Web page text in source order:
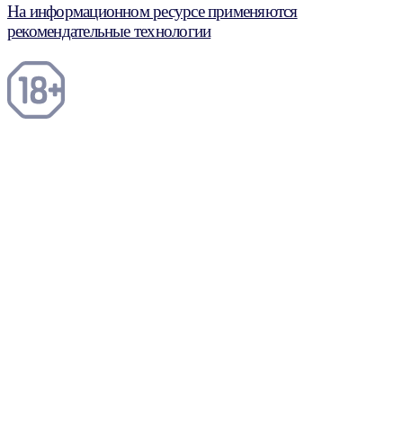
На информационном ресурсе применяются
рекомендательные технологии